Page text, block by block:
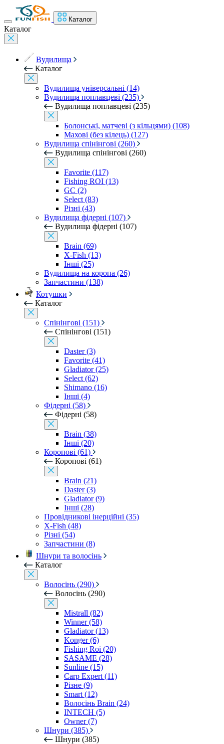
Каталог
Каталог
Вудилища
Каталог
Вудилища універсальні (14)
Вудилища поплавцеві (235)
Вудилища поплавцеві (235)
Болонські, матчеві (з кільцями) (108)
Махові (без кілець) (127)
Вудилища спінінгові (260)
Вудилища спінінгові (260)
Favorite (117)
Fishing ROI (13)
GC (2)
Select (83)
Різні (43)
Вудилища фідерні (107)
Вудилища фідерні (107)
Brain (69)
X-Fish (13)
Інші (25)
Вудилища на коропа (26)
Запчастини (138)
Котушки
Каталог
Спінінгові (151)
Спінінгові (151)
Daster (3)
Favorite (41)
Gladiator (25)
Select (62)
Shimano (16)
Інші (4)
Фідерні (58)
Фідерні (58)
Brain (38)
Інші (20)
Коропові (61)
Коропові (61)
Brain (21)
Daster (3)
Gladiator (9)
Інші (28)
Провідникові інерційні (35)
X-Fish (48)
Різні (54)
Запчастини (8)
Шнури та волосінь
Каталог
Волосінь (290)
Волосінь (290)
Mistrall (82)
Winner (58)
Gladiator (13)
Konger (6)
Fishing Roi (20)
SASAME (28)
Sunline (15)
Carp Expert (11)
Різне (9)
Smart (12)
Волосінь Brain (24)
INTECH (5)
Owner (7)
Шнури (385)
Шнури (385)